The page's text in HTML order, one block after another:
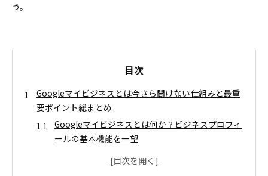
う。
目次
Googleマイビジネスとは今さら聞けない仕組みと最重
要ポイント総まとめ
Googleマイビジネスとは何か？ビジネスプロフィ
ールの基本機能を一望
Googleマイビジネスとはなぜ導入すべきか？メリ
ットと注意点を分かりやすく解説